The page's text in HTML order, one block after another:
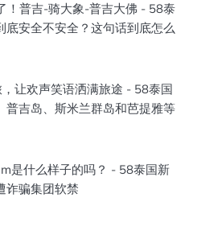
！普吉-骑大象-普吉大佛 - 58泰
底安全不安全？这句话到底怎么
让欢声笑语洒满旅途 - 58泰国
普吉岛、斯米兰群岛和芭提雅等
是什么样子的吗？ - 58泰国新
诈骗集团软禁